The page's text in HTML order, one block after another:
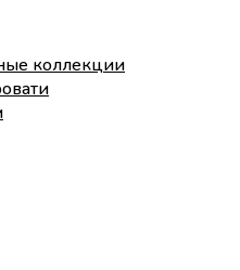
коллекции